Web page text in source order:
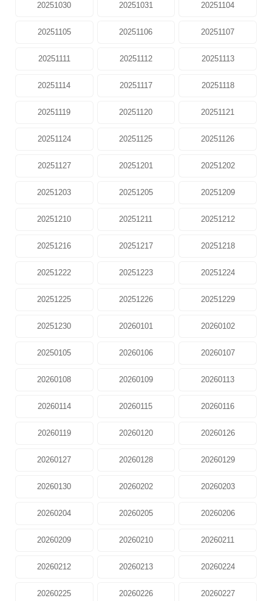
20251030 20251031 20251104
20251105 20251106 20251107
20251111 20251112 20251113
20251114 20251117 20251118
20251119 20251120 20251121
20251124 20251125 20251126
20251127 20251201 20251202
20251203 20251205 20251209
20251210 20251211 20251212
20251216 20251217 20251218
20251222 20251223 20251224
20251225 20251226 20251229
20251230 20260101 20260102
20250105 20260106 20260107
20260108 20260109 20260113
20260114 20260115 20260116
20260119 20260120 20260126
20260127 20260128 20260129
20260130 20260202 20260203
20260204 20260205 20260206
20260209 20260210 20260211
20260212 20260213 20260224
20260225 20260226 20260227